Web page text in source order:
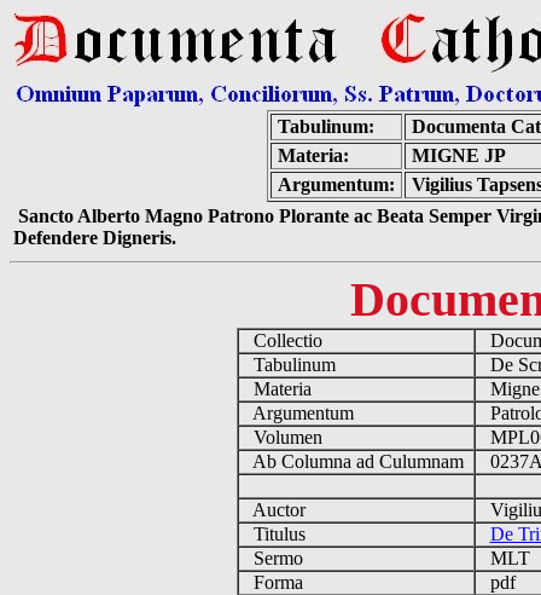
Tabulinum:
Documenta
Materia:
MIGNE JP
Argumentum:
Vigilius
Sancto Alberto Magno Patrono Plorante ac Beata Semper
Defendere Digneris.
Collectio
Tabulinum
De
Materia
Argumentum
Volumen
Ab Columna ad Culumnam
Auctor
Titulus
De
Sermo
MLT
Forma
pdf